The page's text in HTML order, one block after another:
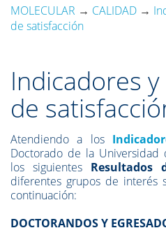
MOLECULAR → CALIDAD →
de satisfacción
Indicadores
de
Atendiendo a los
Doctorado de la Universidad
los siguientes Resultados
diferentes grupos de interés
continuación:
DOCTORANDOS Y